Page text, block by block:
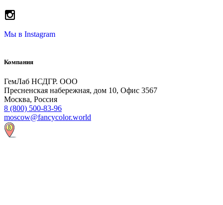
Мы в Instagram
Компания
ГемЛаб НСДГР. ООО
Пресненская набережная, дом 10, Офис 3567
Москва, Россия
8 (800) 500-83-96
moscow@fancycolor.world